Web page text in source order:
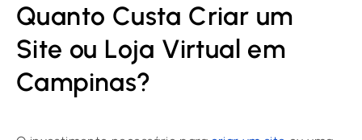
Quanto Custa Criar um
Site ou Loja Virtual em
Campinas?